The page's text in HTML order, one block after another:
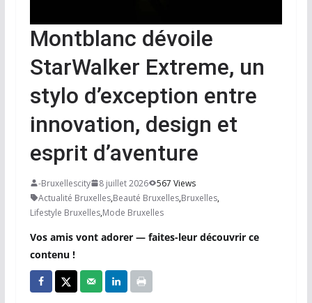
Montblanc dévoile
StarWalker Extreme, un
stylo d’exception entre
innovation, design et
esprit d’aventure
-Bruxellescity 8 juillet 2026
567 Views
Actualité Bruxelles,Beauté Bruxelles,Bruxelles,
Lifestyle Bruxelles,Mode Bruxelles
Vos amis vont adorer — faites-leur découvrir ce
contenu !